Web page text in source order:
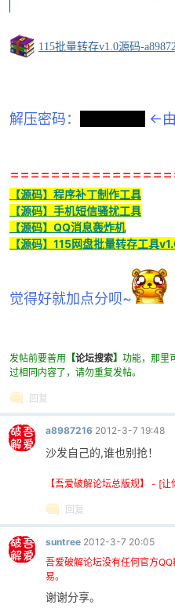
52
jie.
115批量转存v1.0源码-
解压密码： ←
【源码】程序补丁制作工具
【源码】手机短信骚扰工具
【源码】QQ消息轰炸机
【源码】115网盘批量转存工具
觉得好就加点分呗~
发帖前要善用 【论坛搜索】 功能，那里
过相同内容了，请勿重复发帖。
回复
a8987216 2012-3-7 19:48
沙发自己的,谁也别抢！
【吾爱破解论坛总版规】 - [
回复
suntree 2012-3-7 20:05
吾爱破解论坛没有任何官方
易。
谢谢分享。